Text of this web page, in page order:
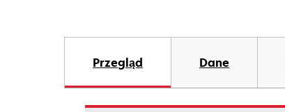
Przegląd Dane